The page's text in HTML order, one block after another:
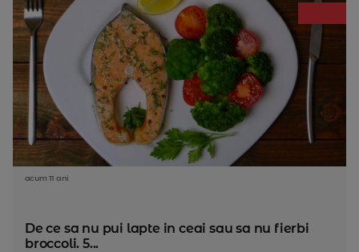
acum 11 ani
De ce sa nu pui lapte in ceai sau sa nu fierbi
broccoli. 5...